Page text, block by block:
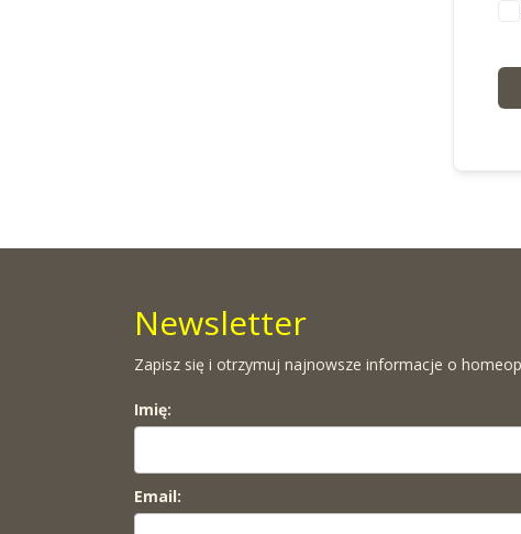
Newsletter
Zapisz się i otrzymuj najnowsze informacje o
Imię:
Email: